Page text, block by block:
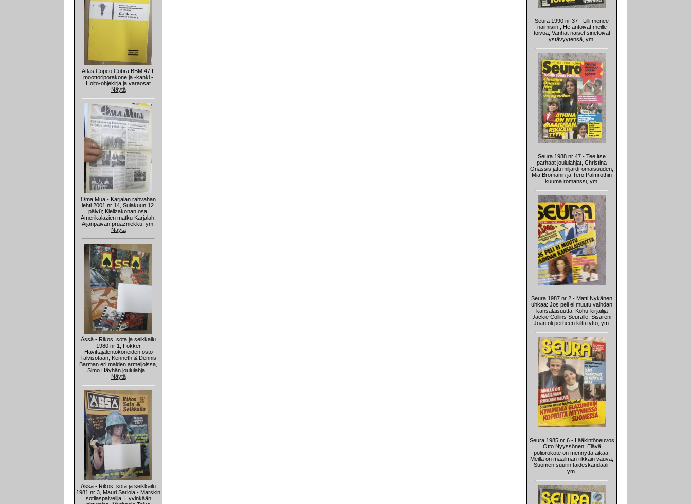
Atlas Copco Cobra BBM 47 L
moottoriporakone ja -kanki -
Hoito-ohjekirja ja varaosat
Näytä
Oma Mua - Karjalan rahvahan
lehti 2001 nr 14, Sulakuun 12.
päivü; Kielizakonan osa,
Amerikalazien matku Karjalah,
Äijänpäivän pruazniekku, ym.
Näytä
Ässä - Rikos, sota ja seikkailu
1980 nr 1, Fokker
Hävittäjälentokoneiden osto
Talvisotaan, Kenneth & Dennis
Barman eri maiden armeijoissa,
Simo Häyhän joululahja...
Näytä
Ässä - Rikos, sota ja seikkailu
1981 nr 3, Mauri Sariola - Marskin
sotilaspalvelija, Hyvinkään
Seura 1990 nr 37 - Lilli menee
naimisiin!, He antoivat meille
toivoa, Vanhat naiset sinetöivät
ystävyytensä, ym.
Seura 1988 nr 47 - Tee itse
parhaat joululahjat, Christina
Onassis jätti miljardi-omaisuuden,
Mia Bromanin ja Tero Palmrothin
kuuma romanssi, ym.
Seura 1987 nr 2 - Matti Nykänen
uhkaa: Jos peli ei muutu vaihdan
kansalaisuutta, Kohu-kirjailija
Jackie Collins Seuralle: Sisareni
Joan oli perheen kiltti tyttö, ym.
Seura 1985 nr 6 - Lääkintöneuvos
Otto Nyyssönen: Elävä
poliorokote on mennyttä aikaa,
Meillä on maailman rikkain vauva,
Suomen suurin taideskandaali,
ym.